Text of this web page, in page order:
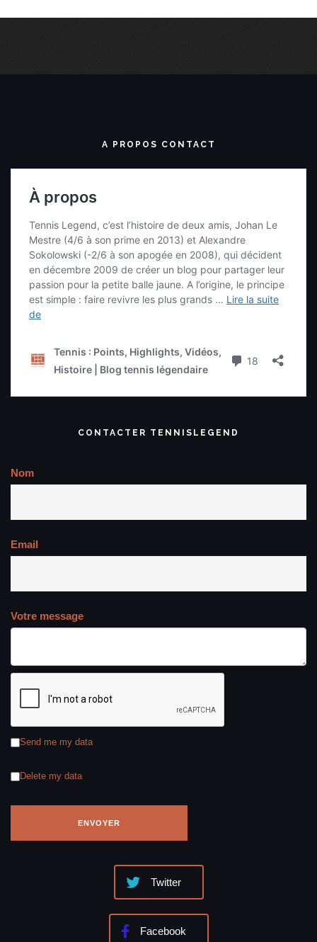
A PROPOS CONTACT
CONTACTER TENNISLEGEND
Nom
Email
Votre message
Send me my data
Delete my data
Twitter
Facebook